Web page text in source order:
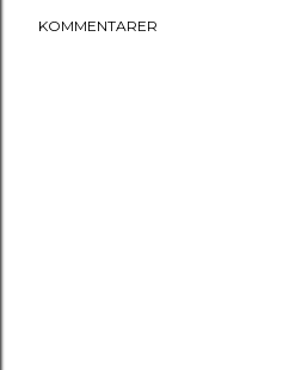
KOMMENTARER